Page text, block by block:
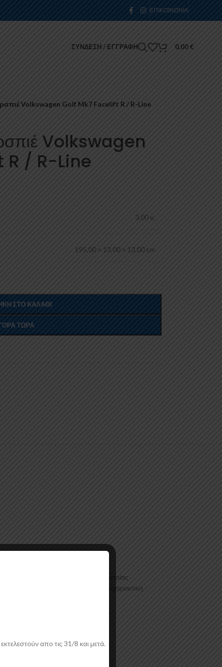
ΕΠΙΚΟΙΝΩΝΊΑ
ΣΎΝΔΕΣΗ / ΕΓΓΡΑΦΉ 0,00€
Volkswagen Golf Mk7 Facelift R / R-Line
Volkswagen
R / R-Line
3,00 κ.
195,00 × 13,00 × 13,00 cm
ΣΤΟ ΚΑΛΆΘΙ
ΤΏΡΑ
μηχανές θερμοδιαμόρφωσης τελευταίας
Γυαλιστερό χρώμα και με αντιχαρακτική
απο τις 31/8 και μετά.